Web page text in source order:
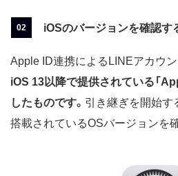
iOSのバージョンを確認す
Apple ID連携によるLINEアカウン
iOS 13以降で提供されている「
したものです。 引き継ぎを開始す
搭載されているOSバージョンを